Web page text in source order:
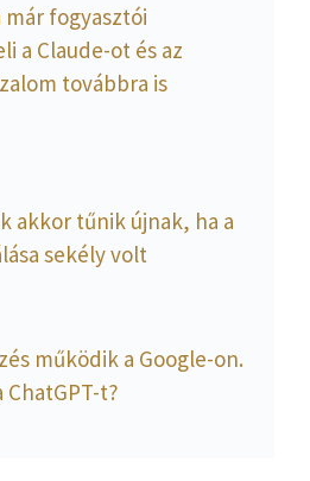
már fogyasztói
a Claude-ot és az
továbbra is
akkor tűnik újnak, ha a
sekély volt
működik a Google-on.
t?